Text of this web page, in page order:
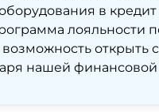
в
возможность
нашей